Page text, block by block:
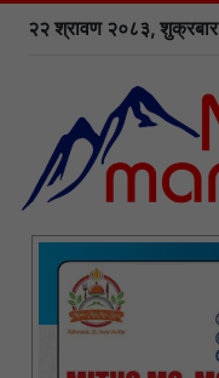
२२ श्रावण २०८३, शुक्रबार